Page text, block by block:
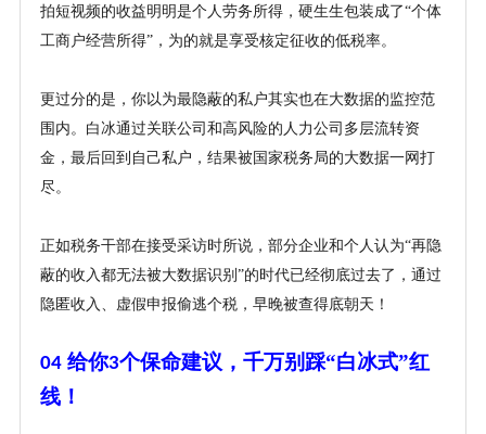
拍短视频的收益明明是个人劳务所得，硬生生包装成了“个体
工商户经营所得”，为的就是享受核定征收的低税率。
更过分的是，你以为最隐蔽的私户其实也在大数据的监控范
围内。白冰通过关联公司和高风险的人力公司多层流转资
金，最后回到自己私户，结果被国家税务局的大数据一网打
尽。
正如税务干部在接受采访时所说，部分企业和个人认为“再隐
蔽的收入都无法被大数据识别”的时代已经彻底过去了，通过
隐匿收入、虚假申报偷逃个税，早晚被查得底朝天！
04 给你3个保命建议，千万别踩“白冰式”红
线！